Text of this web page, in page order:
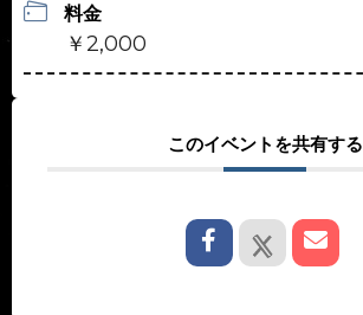
料金
￥2,000
このイベントを共有する